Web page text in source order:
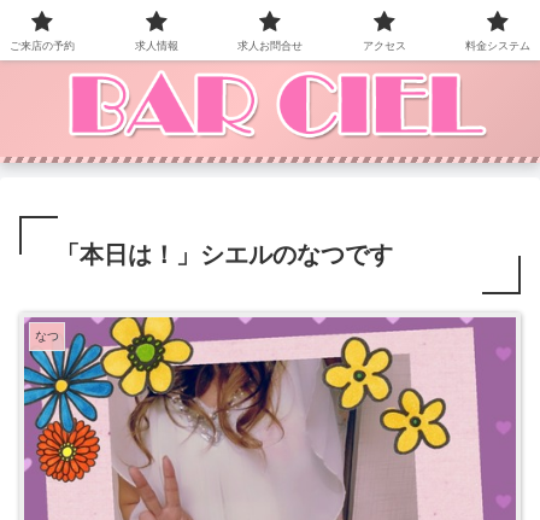
BAR CIEL！ご来店お待ちしています。
「本日は！」シエルのなつです
なつ
ご来店の予約 求人情報 求人お問合せ アクセス 料金システム